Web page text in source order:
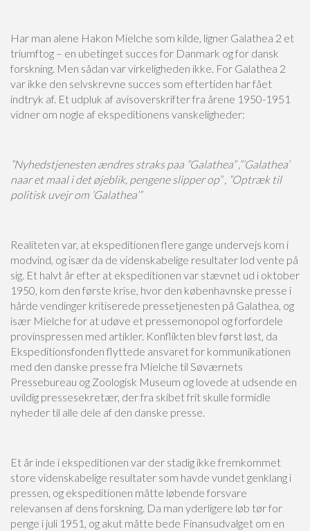
Har man alene Hakon Mielche som kilde, ligner Galathea 2 et
triumftog – en ubetinget succes for Danmark og for dansk
forskning. Men sådan var virkeligheden ikke. For Galathea 2
var ikke den selvskrevne succes som eftertiden har fået
indtryk af. Et udpluk af avisoverskrifter fra årene 1950-1951
vidner om nogle af ekspeditionens vanskeligheder:
”Nyhedstjenesten ændres straks paa ”Galathea” ,”’Galathea’
naar et maal i det øjeblik, pengene slipper op” , ”Optræk til
politisk uvejr om ’Galathea’”
Realiteten var, at ekspeditionen flere gange undervejs kom i
modvind, og især da de videnskabelige resultater lod vente på
sig. Et halvt år efter at ekspeditionen var stævnet ud i oktober
1950, kom den første krise, hvor den københavnske presse i
hårde vendinger kritiserede pressetjenesten på Galathea, og
især Mielche for at udøve et pressemonopol og forfordele
provinspressen med artikler. Konflikten blev først løst, da
Ekspeditionsfonden flyttede ansvaret for kommunikationen
med den danske presse fra Mielche til Søværnets
Pressebureau og Zoologisk Museum og lovede at udsende en
uvildig pressesekretær, der fra skibet frit skulle formidle
nyheder til alle dele af den danske presse.
Et år inde i ekspeditionen var der stadig ikke fremkommet
store videnskabelige resultater som havde vundet genklang i
pressen, og ekspeditionen måtte løbende forsvare
relevansen af dens forskning. Da man yderligere løb tør for
penge i juli 1951, og akut måtte bede Finansudvalget om en